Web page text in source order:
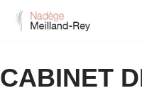
contenu
CABINET